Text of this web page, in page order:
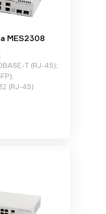
MES2308
T (RJ-45);
(RJ-45)